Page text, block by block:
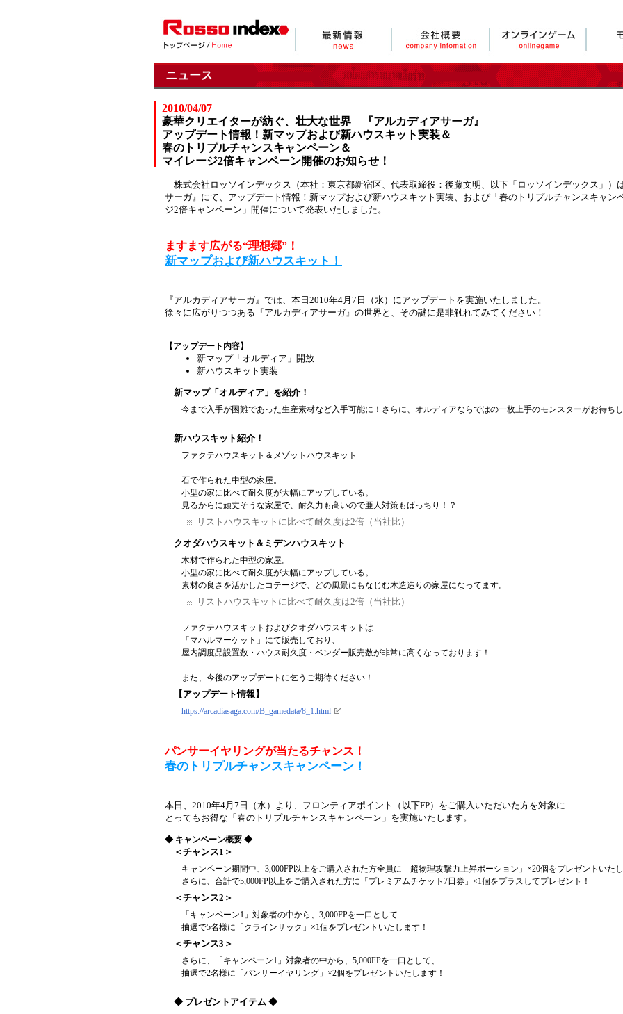
ニュース
2010/04/07
豪華クリエイターが紡ぐ、壮大な世界 『アルカディアサーガ』
アップデート情報！新マップおよび新ハウスキット実装＆
春のトリプルチャンスキャンペーン＆
マイレージ2倍キャンペーン開催のお知らせ！
株式会社ロッソインデックス（本社：東京都新宿区、代表取締役：後藤文明、以下「ロッソインデックス」）
サーガ』にて、アップデート情報！新マップおよび新ハウスキット実装、および「春のトリプルチャンスキャン
ジ2倍キャンペーン」開催について発表いたしました。
ますます広がる“理想郷”！
新マップおよび新ハウスキット！
『アルカディアサーガ』では、本日2010年4月7日（水）にアップデートを実施いたしました。
徐々に広がりつつある『アルカディアサーガ』の世界と、その謎に是非触れてみてください！
【アップデート内容】
新マップ「オルディア」開放
新ハウスキット実装
新マップ「オルディア」を紹介！
今まで入手が困難であった生産素材など入手可能に！さらに、オルディアならではの一枚上手のモンスターがお待ち
新ハウスキット紹介！
ファクテハウスキット＆メゾットハウスキット
石で作られた中型の家屋。
小型の家に比べて耐久度が大幅にアップしている。
見るからに頑丈そうな家屋で、耐久力も高いので亜人対策もばっちり！？
リストハウスキットに比べて耐久度は2倍（当社比）
クオダハウスキット＆ミデンハウスキット
木材で作られた中型の家屋。
小型の家に比べて耐久度が大幅にアップしている。
素材の良さを活かしたコテージで、どの風景にもなじむ木造造りの家屋になってます。
リストハウスキットに比べて耐久度は2倍（当社比）
ファクテハウスキットおよびクオダハウスキットは
「マハルマーケット」にて販売しており、
屋内調度品設置数・ハウス耐久度・ベンダー販売数が非常に高くなっております！
また、今後のアップデートに乞うご期待ください！
【アップデート情報】
https://arcadiasaga.com/B_gamedata/8_1.html
パンサーイヤリングが当たるチャンス！
春のトリプルチャンスキャンペーン！
本日、2010年4月7日（水）より、フロンティアポイント（以下FP）をご購入いただいた方を対象に
とってもお得な「春のトリプルチャンスキャンペーン」を実施いたします。
◆ キャンペーン概要 ◆
＜チャンス1＞
キャンペーン期間中、3,000FP以上をご購入された方全員に「超物理攻撃力上昇ポーション」×20個をプレゼントいた
さらに、合計で5,000FP以上をご購入された方に「プレミアムチケット7日券」×1個をプラスしてプレゼント！
＜チャンス2＞
「キャンペーン1」対象者の中から、3,000FPを一口として
抽選で5名様に「クラインサック」×1個をプレゼントいたします！
＜チャンス3＞
さらに、「キャンペーン1」対象者の中から、5,000FPを一口として、
抽選で2名様に「パンサーイヤリング」×2個をプレゼントいたします！
◆ プレゼントアイテム ◆